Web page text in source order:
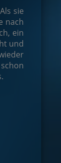
sie
nach
ein
und